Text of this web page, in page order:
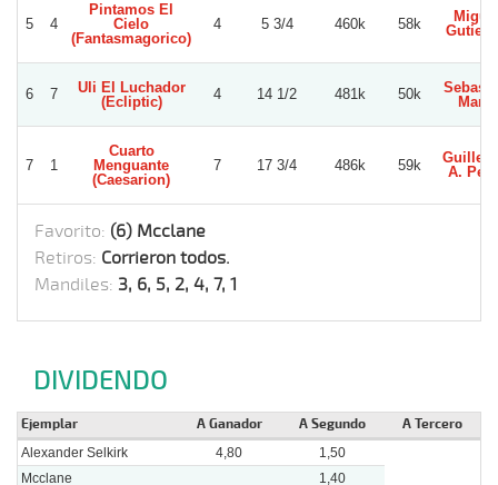
5 4
Pintamos El
Cielo
(Fantasmagorico)
4 5 3/4 460k 58k
6 7
Uli El Luchador
(Ecliptic)
4 14 1/2 481k 50k
Marin
7 1
Cuarto
Menguante
(Caesarion)
7 17 3/4 486k 59k
A.
Favorito: (6) Mcclane
Retiros: Corrieron todos.
Mandiles: 3, 6, 5, 2, 4, 7, 1
DIVIDENDO
Ejemplar A Ganador A Segundo A Tercero
Alexander Selkirk 4,80
1,50
Mcclane
1,40